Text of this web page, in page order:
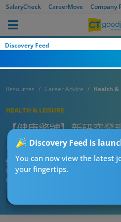
SalaryCheck CareerMove Company
Discovery Feed
Discovery Feed is
You can now view the latest
your fingertips.
Resources Career Advice Health &
HEALTH & LEISURE
【健康警號】新研究發
即睇體重同腦部萎縮嘅
CT健康顧問
Published:2025-12-03 20:00
Updated: